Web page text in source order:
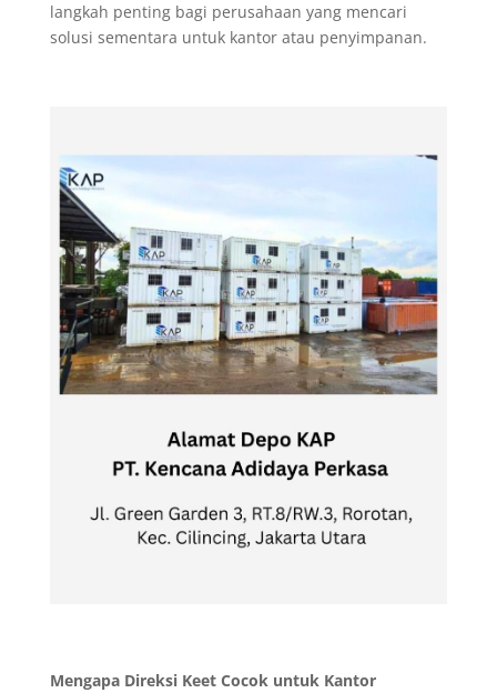
langkah penting bagi perusahaan yang mencari
solusi sementara untuk kantor atau penyimpanan.
Mengapa Direksi Keet Cocok untuk Kantor